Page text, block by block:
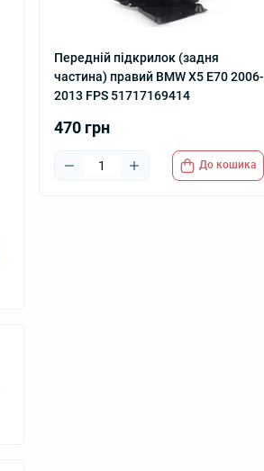
Передній підкрилок (задня
частина) правий BMW X5 E70 2006-
2013 FPS 51717169414
470 грн
До кошика